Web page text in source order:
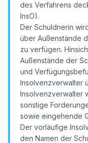
des Verfahrens
InsO).
Der Schuldnerin
über Außenstände
zu verfügen.
Außenstände der
und
Insolvenzverwalter
Insolvenzverwalter
sonstige
sowie eingehende
Der vorläufige
den Namen der